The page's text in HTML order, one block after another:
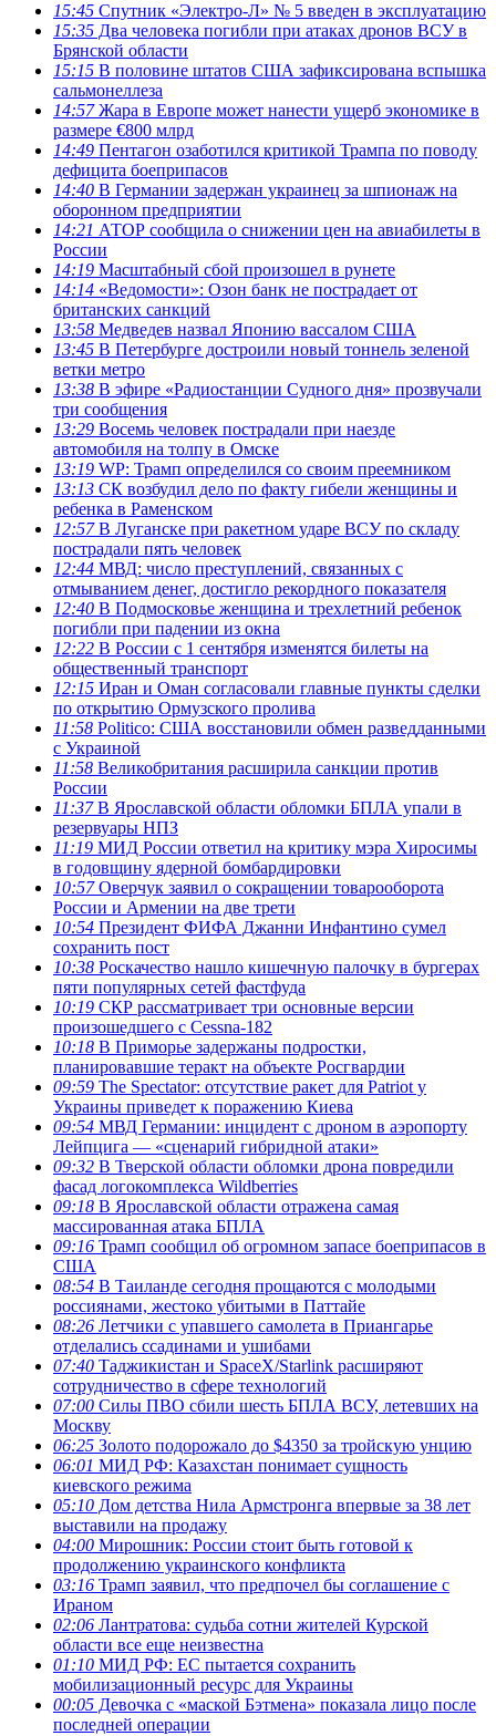
15:45 Спутник «Электро-Л» № 5 введен в эксплуатацию
15:35 Два человека погибли при атаках дронов ВСУ в
Брянской области
15:15 В половине штатов США зафиксирована вспышка
сальмонеллеза
14:57Жара в Европе может нанести ущерб экономике в
размере €800 млрд
14:49 Пентагон озаботился критикой Трампа по поводу
дефицита боеприпасов
14:40 В Германии задержан украинец за шпионаж на
оборонном предприятии
14:21 АТОР сообщила о снижении цен на авиабилеты в
России
14:19 Масштабный сбой произошел в рунете
14:14 «Ведомости»: Озон банк не пострадает от
британских санкций
13:58 Медведев назвал Японию вассалом США
13:45 В Петербурге достроили новый тоннель зеленой
ветки метро
13:38 В эфире «Радиостанции Судного дня» прозвучали
три сообщения
13:29 Восемь человек пострадали при наезде
автомобиля на толпу в Омске
13:19 WP: Трамп определился со своим преемником
13:13 СК возбудил дело по факту гибели женщины и
ребенка в Раменском
12:57В Луганске при ракетном ударе ВСУ по складу
пострадали пять человек
12:44 МВД: число преступлений, связанных с
отмыванием денег, достигло рекордного показателя
12:40 В Подмосковье женщина и трехлетний ребенок
погибли при падении из окна
12:22 В России с 1 сентября изменятся билеты на
общественный транспорт
12:15 Иран и Оман согласовали главные пункты сделки
по открытию Ормузского пролива
11:58 Politico: США восстановили обмен разведданными
с Украиной
11:58 Великобритания расширила санкции против
России
11:37В Ярославской области обломки БПЛА упали в
резервуары НПЗ
11:19 МИД России ответил на критику мэра Хиросимы
в годовщину ядерной бомбардировки
10:57Оверчук заявил о сокращении товарооборота
России и Армении на две трети
10:54 Президент ФИФА Джанни Инфантино сумел
сохранить пост
10:38 Роскачество нашло кишечную палочку в бургерах
пяти популярных сетей фастфуда
10:19 СКР рассматривает три основные версии
произошедшего с Cessna-182
10:18 В Приморье задержаны подростки,
планировавшие теракт на объекте Росгвардии
09:59 The Spectator: отсутствие ракет для Patriot у
Украины приведет к поражению Киева
09:54 МВД Германии: инцидент с дроном в аэропорту
Лейпцига — «сценарий гибридной атаки»
09:32 В Тверской области обломки дрона повредили
фасад логокомплекса Wildberries
09:18 В Ярославской области отражена самая
массированная атака БПЛА
09:16 Трамп сообщил об огромном запасе боеприпасов в
США
08:54 В Таиланде сегодня прощаются с молодыми
россиянами, жестоко убитыми в Паттайе
08:26 Летчики с упавшего самолета в Приангарье
отделались ссадинами и ушибами
07:40 Таджикистан и SpaceX/Starlink расширяют
сотрудничество в сфере технологий
07:00 Силы ПВО сбили шесть БПЛА ВСУ, летевших на
Москву
06:25 Золото подорожало до $4350 за тройскую унцию
06:01 МИД РФ: Казахстан понимает сущность
киевского режима
05:10 Дом детства Нила Армстронга впервые за 38 лет
выставили на продажу
04:00 Мирошник: России стоит быть готовой к
продолжению украинского конфликта
03:16 Трамп заявил, что предпочел бы соглашение с
Ираном
02:06 Лантратова: судьба сотни жителей Курской
области все еще неизвестна
01:10 МИД РФ: ЕС пытается сохранить
мобилизационный ресурс для Украины
00:05 Девочка с «маской Бэтмена» показала лицо после
последней операции